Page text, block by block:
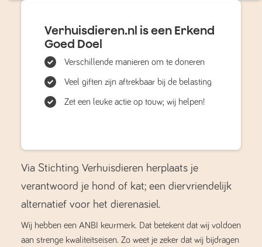
Verhuisdieren.nl is een Erkend
Goed Doel
Verschillende manieren om te doneren
Veel giften zijn aftrekbaar bij de belasting
Zet een leuke actie op touw; wij helpen!
Via Stichting Verhuisdieren herplaats je
verantwoord je hond of kat; een diervriendelijk
alternatief voor het dierenasiel.
Wij hebben een ANBI keurmerk. Dat betekent dat wij voldoen
aan strenge kwaliteitseisen. Zo weet je zeker dat wij bijdragen